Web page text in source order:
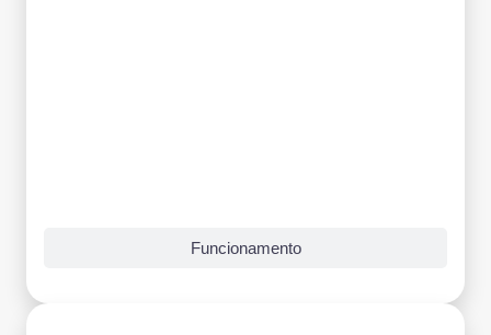
Funcionamento